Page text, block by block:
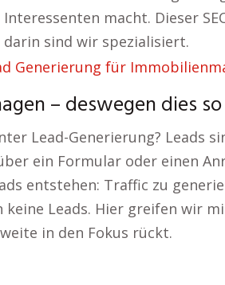
macht. Dieser
darin sind wir spezialisiert.
– deswegen dies
Lead-Generierung? Leads
ein Formular oder einen
entstehen: Traffic zu
Leads. Hier greifen wir
in den Fokus rückt.